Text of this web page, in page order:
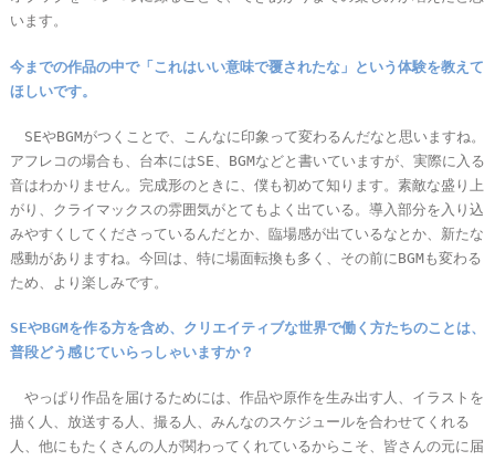
います。
今までの作品の中で「これはいい意味で覆されたな」という体験を教えて
ほしいです。
SEやBGMがつくことで、こんなに印象って変わるんだなと思いますね。
アフレコの場合も、台本にはSE、BGMなどと書いていますが、実際に入る
音はわかりません。完成形のときに、僕も初めて知ります。素敵な盛り上
がり、クライマックスの雰囲気がとてもよく出ている。導入部分を入り込
みやすくしてくださっているんだとか、臨場感が出ているなとか、新たな
感動がありますね。今回は、特に場面転換も多く、その前にBGMも変わる
ため、より楽しみです。
SEやBGMを作る方を含め、クリエイティブな世界で働く方たちのことは、
普段どう感じていらっしゃいますか？
やっぱり作品を届けるためには、作品や原作を生み出す人、イラストを
描く人、放送する人、撮る人、みんなのスケジュールを合わせてくれる
人、他にもたくさんの人が関わってくれているからこそ、皆さんの元に届